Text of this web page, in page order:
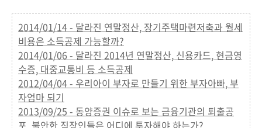
2014/01/14 - 달라진 연말정산, 장기주택마련저축과 월세
비용은 소득공제 가능할까?
2014/01/06 - 달라진 2014년 연말정산, 신용카드, 현금영
수증, 대중교통비 등 소득공제
2012/04/04 - 우리아이 부자로 만들기 위한 부자아빠, 부
자엄마 되기
2013/09/25 - 동양증권 이슈로 보는 금융기관의 퇴출공
포, 불안한 직장인들은 어디에 투자해야 하는가?